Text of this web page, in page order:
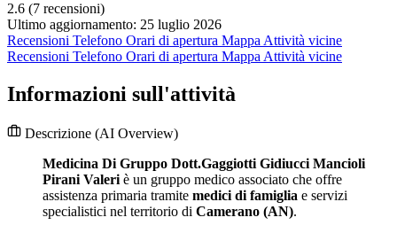
2.6 (7 recensioni)
Ultimo aggiornamento: 25 luglio 2026
Recensioni Telefono Orari di apertura Mappa Attività vicine
Recensioni Telefono Orari di apertura Mappa Attività vicine
Informazioni sull'attività
Descrizione (AI Overview)
Medicina Di Gruppo Dott.Gaggiotti Gidiucci Mancioli
Pirani Valeri è un gruppo medico associato che offre
assistenza primaria tramite medici di famiglia e servizi
specialistici nel territorio di Camerano (AN).